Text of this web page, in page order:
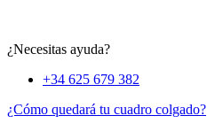
¿Necesitas ayuda?
+34 625 679 382
¿Cómo quedará tu cuadro colgado?